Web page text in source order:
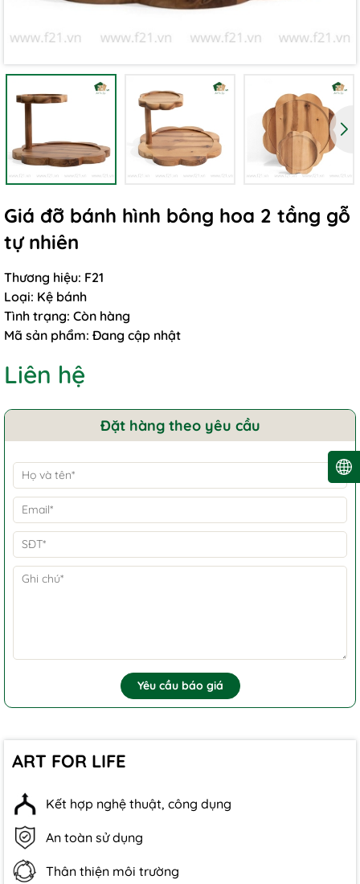
Giá đỡ bánh hình bông hoa 2 tầng gỗ
tự nhiên
Thương hiệu: F21
Loại: Kệ bánh
Tình trạng: Còn hàng
Mã sản phẩm: Đang cập nhật
Liên hệ
Đặt hàng theo yêu cầu
Yêu cầu báo giá
ART FOR LIFE
Kết hợp nghệ thuật, công dụng
An toàn sử dụng
Thân thiện môi trường